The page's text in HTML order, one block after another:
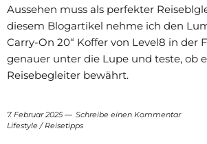
Aussehen muss als perfekter
diesem Blogartikel nehme ich den
Carry-On 20“ Koffer von Level8 in der
genauer unter die Lupe und teste, ob
Reisebegleiter bewährt.
7. Februar 2025
Schreibe einen Kommentar
Lifestyle/Reisetipps